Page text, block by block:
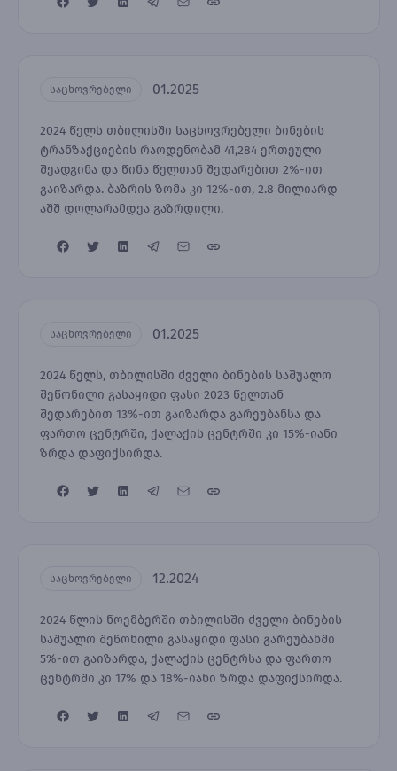
საცხოვრებელი 01.2025
2024 წელს თბილისში საცხოვრებელი ბინების
ტრანზაქციების რაოდენობამ 41,284 ერთეული
შეადგინა და წინა წელთან შედარებით 2%-ით
გაიზარდა. ბაზრის ზომა კი 12%-ით, 2.8 მილიარდ
აშშ დოლარამდეა გაზრდილი.
საცხოვრებელი 01.2025
2024 წელს, თბილისში ძველი ბინების საშუალო
შეწონილი გასაყიდი ფასი 2023 წელთან
შედარებით 13%-ით გაიზარდა გარეუბანსა და
ფართო ცენტრში, ქალაქის ცენტრში კი 15%-იანი
ზრდა დაფიქსირდა.
საცხოვრებელი 12.2024
2024 წლის ნოემბერში თბილისში ძველი ბინების
საშუალო შეწონილი გასაყიდი ფასი გარეუბანში
5%-ით გაიზარდა, ქალაქის ცენტრსა და ფართო
ცენტრში კი 17% და 18%-იანი ზრდა დაფიქსირდა.